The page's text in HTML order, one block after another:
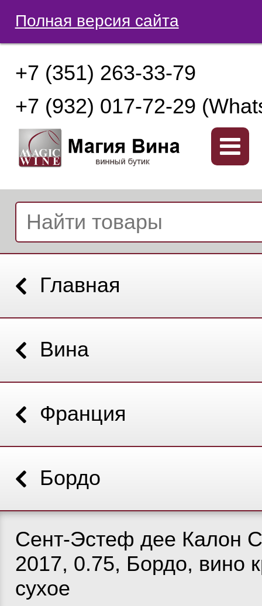
Полная версия сайта
+7 (351) 263-33-79
+7 (932) 017-72-29
Главная
Вина
Франция
Бордо
Сент-Эстеф дее Калон
2017, 0.75, Бордо, вино
сухое